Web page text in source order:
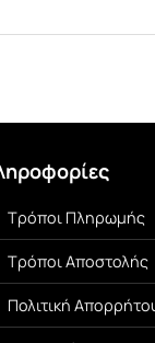
Τρόποι Πληρωμής
Τρόποι Αποστολής
Πολιτική
Αντηλιακές
Πλήρης